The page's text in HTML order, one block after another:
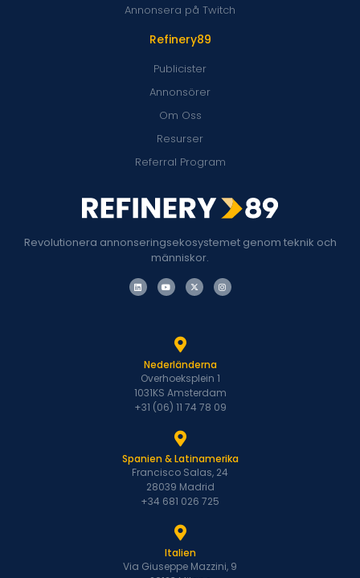
Revolutionera annonseringsekosystemet genom teknik och
människor.
Refinery89
Publicister
Annonsörer
Om Oss
Resurser
Referral Program
Annonsera på Twitch
Nederländerna
Overhoeksplein 1
1031KS Amsterdam
+31 (06) 11 74 78 09
Spanien & Latinamerika
Francisco Salas, 24
28039 Madrid
+34 681 026 725
Italien
Via Giuseppe Mazzini, 9